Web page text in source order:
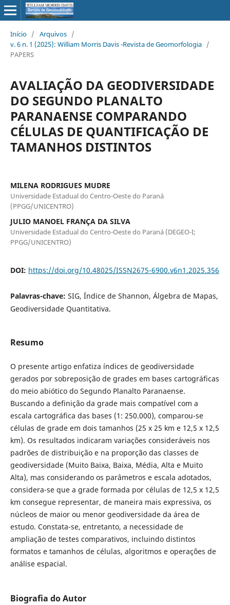
Início / Arquivos /
v. 6 n. 1 (2025): William Morris Davis -Revista de Geomorfologia /
PAPERS
AVALIAÇÃO DA GEODIVERSIDADE
DO SEGUNDO PLANALTO
PARANAENSE COMPARANDO
CÉLULAS DE QUANTIFICAÇÃO DE
TAMANHOS DISTINTOS
MILENA RODRIGUES MUDRE
Universidade Estadual do Centro-Oeste do Paraná
(PPGG/UNICENTRO)
JULIO MANOEL FRANÇA DA SILVA
Universidade Estadual do Centro-Oeste do Paraná (DEGEO-I;
PPGG/UNICENTRO)
DOI: https://doi.org/10.48025/ISSN2675-6900.v6n1.2025.356
Palavras-chave: SIG, Índice de Shannon, Álgebra de Mapas,
Geodiversidade Quantitativa.
Resumo
O presente artigo enfatiza índices de geodiversidade
gerados por sobreposição de grades em bases cartográficas
do meio abiótico do Segundo Planalto Paranaense.
Buscando a definição da grade mais compatível com a
escala cartográfica das bases (1: 250.000), comparou-se
células de grade em dois tamanhos (25 x 25 km e 12,5 x 12,5
km). Os resultados indicaram variações consideráveis nos
padrões de distribuição e na proporção das classes de
geodiversidade (Muito Baixa, Baixa, Média, Alta e Muito
Alta), mas considerando os parâmetros e escala adotados,
considera-se que a grade formada por células de 12,5 x 12,5
km consegue representar, de maneira mais expressiva, os
núcleos de maior ou menor geodiversidade da área de
estudo. Constata-se, entretanto, a necessidade de
ampliação de testes comparativos, incluindo distintos
formatos e tamanhos de células, algoritmos e operações de
análise espacial.
Biografia do Autor